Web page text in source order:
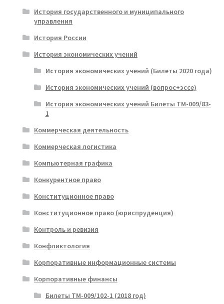
История государственного и муниципального
управления
История России
История экономических учений
История экономических учений (Билеты 2020 года)
История экономических учений (вопрос+эссе)
История экономических учений Билеты ТМ-009/83-
1
Коммерческая деятельность
Коммерческая логистика
Компьютерная графика
Конкурентное право
Конституционное право
Конституционное право (юриспруденция)
Контроль и ревизия
Конфликтология
Корпоративные информационные системы
Корпоративные финансы
Билеты ТМ-009/102-1 (2018 год)